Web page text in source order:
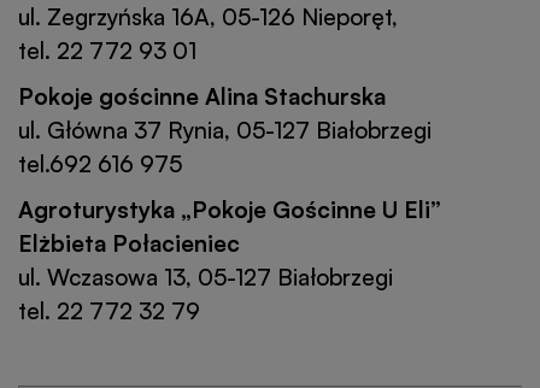
ul. Zegrzyńska 16A, 05-126 Nieporęt,
tel. 22 772 93 01
Pokoje gościnne Alina Stachurska
ul. Główna 37 Rynia, 05-127 Białobrzegi
tel.692 616 975
Agroturystyka „Pokoje Gościnne U Eli”
Elżbieta Połacieniec
ul. Wczasowa 13, 05-127 Białobrzegi
tel. 22 772 32 79